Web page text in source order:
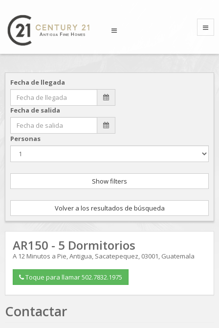
Fecha de llegada
Fecha de salida
Personas
Show filters
Volver a los resultados de búsqueda
AR150 - 5 Dormitorios
A 12 Minutos a Pie,Antigua, Sacatepequez, 03001, Guatemala
Toque para llamar 502.7832.1975
Contactar